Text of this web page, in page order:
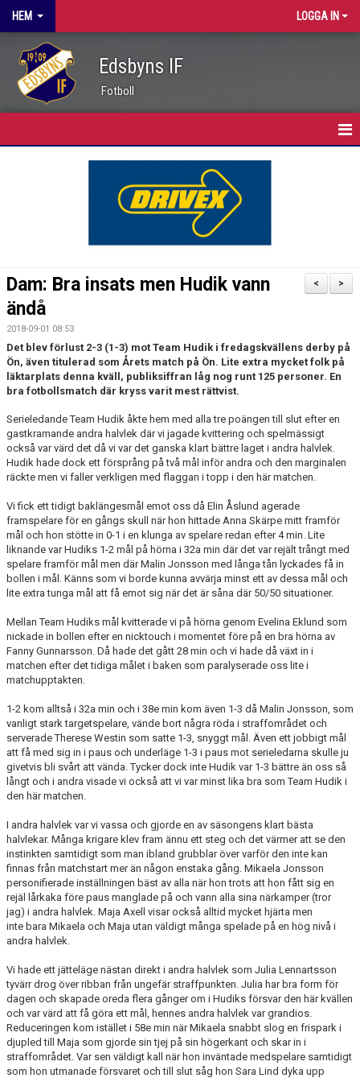
HEM LOGGA IN
Edsbyns IF
Fotboll
STYRELSE
TRÄNINGSKALENDER
VÅRA LAG/KONTAKT
FÖRENINGSKLÄDER
BLI MEDLEM OCH STÖD EDSBYNS IF FOTBOLL
>
<
Dam: Bra insats men Hudik vann
ändå
2018-09-01 08:53
Det blev förlust 2-3 (1-3) mot Team Hudik i fredagskvällens derby på
Ön, även titulerad som Årets match på Ön. Lite extra mycket folk på
läktarplats denna kväll, publiksiffran låg nog runt 125 personer. En
bra fotbollsmatch där kryss varit mest rättvist.
Serieledande Team Hudik åkte hem med alla tre poängen till slut efter en
gastkramande andra halvlek där vi jagade kvittering och spelmässigt
också var värd det då vi var det ganska klart bättre laget i andra halvlek.
Hudik hade dock ett försprång på två mål inför andra och den marginalen
räckte men vi faller verkligen med flaggan i topp i den här matchen.
Vi fick ett tidigt baklängesmål emot oss då Elin Åslund agerade
framspelare för en gångs skull när hon hittade Anna Skärpe mitt framför
mål och hon stötte in 0-1 i en klunga av spelare redan efter 4 min. Lite
liknande var Hudiks 1-2 mål på hörna i 32a min där det var rejält trångt med
spelare framför mål men där Malin Jonsson med långa tån lyckades få in
bollen i mål. Känns som vi borde kunna avvärja minst ett av dessa mål och
lite extra tunga mål att få emot sig när det är såna där 50/50 situationer.
Mellan Team Hudiks mål kvitterade vi på hörna genom Evelina Eklund som
nickade in bollen efter en nicktouch i momentet före på en bra hörna av
Fanny Gunnarsson. Då hade det gått 28 min och vi hade då växt in i
matchen efter det tidiga målet i baken som paralyserade oss lite i
matchupptakten.
1-2 kom alltså i 32a min och i 38e min kom även 1-3 då Malin Jonsson, som
vanligt stark targetspelare, vände bort några röda i straffområdet och
serverade Therese Westin som satte 1-3, snyggt mål. Även ett jobbigt mål
att få med sig in i paus och underläge 1-3 i paus mot serieledarna skulle ju
givetvis bli svårt att vända. Tycker dock inte Hudik var 1-3 bättre än oss så
långt och i andra visade vi också att vi var minst lika bra som Team Hudik i
den här matchen.
I andra halvlek var vi vassa och gjorde en av säsongens klart bästa
halvlekar. Många krigare klev fram ännu ett steg och det värmer att se den
instinkten samtidigt som man ibland grubblar över varför den inte kan
finnas från matchstart mer än någon enstaka gång. Mikaela Jonsson
personifierade inställningen bäst av alla när hon trots att hon fått sig en
rejäl lårkaka före paus manglade på och vann alla sina närkamper (tror
jag) i andra halvlek. Maja Axell visar också alltid mycket hjärta men
inte bara Mikaela och Maja utan väldigt många spelade på en hög nivå i
andra halvlek.
Vi hade ett jätteläge nästan direkt i andra halvlek som Julia Lennartsson
tyvärr drog över ribban från ungefär straffpunkten. Julia har bra form för
dagen och skapade oreda flera gånger om i Hudiks försvar den här kvällen
och var värd att få göra ett mål, hennes andra halvlek var grandios.
Reduceringen kom istället i 58e min när Mikaela snabbt slog en frispark i
djupled till Maja som gjorde sin tjej på sin högerkant och skar in i
straffområdet. Var sen väldigt kall när hon inväntade medspelare samtidigt
som hon utmanade försvaret och till slut såg hon Sara Lind dyka upp